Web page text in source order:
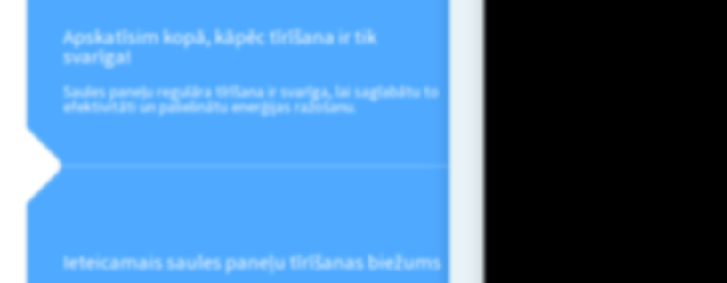
Apskatīsim kopā, kāpēc tīrīšana ir tik
svarīga!
Saules paneļu regulāra tīrīšana ir svarīga, lai saglabātu to
efektivitāti un palielinātu enerģijas ražošanu.
Ieteicamais saules paneļu tīrīšanas biežums